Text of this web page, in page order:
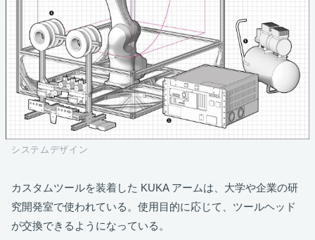
システムデザイン
カスタムツールを装着した KUKA アームは、大学や企業の研
究開発室で使われている。使用目的に応じて、ツールヘッド
が交換できるようになっている。